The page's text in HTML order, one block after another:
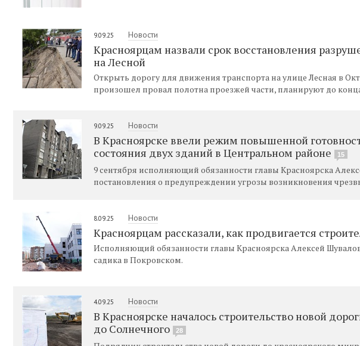
9.09.25 Новости
Красноярцам назвали срок восстановления
на Лесной
Открыть дорогу для движения транспорта на улице Лесная в
произошел провал полотна проезжей части, планируют до
9.09.25 Новости
В Красноярске ввели режим повышенной
состояния двух зданий в Центральном районе
15
9 сентября исполняющий обязанности главы Красноярска
постановления о предупреждении угрозы возникновения
8.09.25 Новости
Красноярцам рассказали, как продвигается
Исполняющий обязанности главы Красноярска Алексей
садика в Покровском.
4.09.25 Новости
В Красноярске началось строительство новой
до Солнечного
28